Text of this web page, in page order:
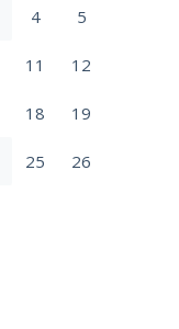
4 5
11 12
18 19
25 26